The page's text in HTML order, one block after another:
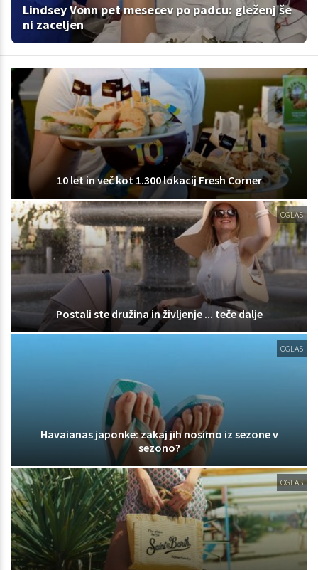
Lindsey Vonn pet mesecev po padcu: gleženj še
ni zaceljen
10 let in več kot 1.300 lokacij Fresh Corner
OGLAS
Postali ste družina in življenje ... teče dalje
OGLAS
Havaianas japonke: zakaj jih nosimo iz sezone v
sezono?
OGLAS